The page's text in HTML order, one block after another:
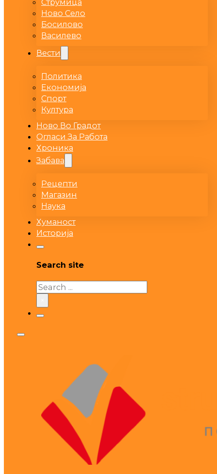
Ново Село
Босилово
Василево
Вести
Политика
Економија
Спорт
Култура
Ново Во Градот
Огласи За Работа
Хроника
Забава
Рецепти
Магазин
Наука
Хуманост
Историја
Search site
Search